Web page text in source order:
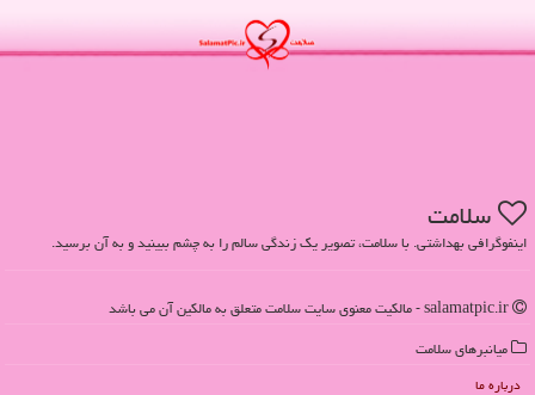
سلامت
اینفوگرافی بهداشتی. با سلامت، تصویر یک زندگی سالم را به چشم ببینید و به آن برسید.
میانبرهای سلامت
درباره ما